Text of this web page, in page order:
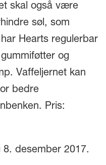
skal også være
søl, som
Hearts regulerbar
og
Vaffeljernet kan
bedre
Pris:
8. desember 2017.